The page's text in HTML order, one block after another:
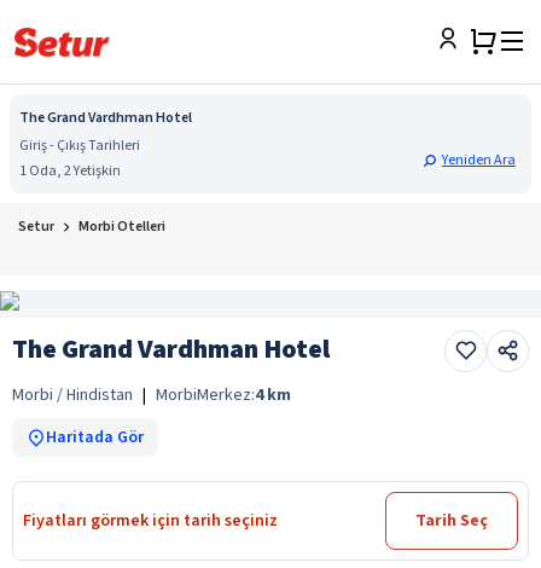
The Grand Vardhman Hotel
Giriş - Çıkış Tarihleri
1 Oda, 2 Yetişkin
Yeniden Ara
Setur Morbi Otelleri
The Grand Vardhman Hotel
Morbi / Hindistan | MorbiMerkez:4 km
Haritada Gör
Fiyatları görmek için tarih seçiniz Tarih Seç